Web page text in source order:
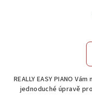
REALLY EASY PIANO
jednoduché úpravě